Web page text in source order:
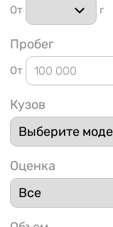
91
От г
Пробег
От
Кузов
Оценка